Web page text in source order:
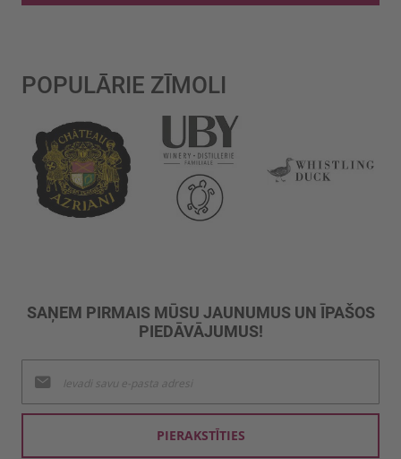
POPULĀRIE ZĪMOLI
SAŅEM PIRMAIS MŪSU JAUNUMUS UN ĪPAŠOS
PIEDĀVĀJUMUS!
jaunumu
saņemšanai:
PIERAKSTĪTIES